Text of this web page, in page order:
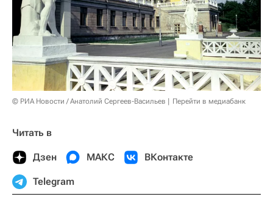
© РИА Новости / Анатолий Сергеев-Васильев Перейти в медиабанк
Читать в
Дзен МАКС ВКонтакте
Telegram